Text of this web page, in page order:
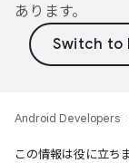
あります。
Android Developers
この情報は役に立ち